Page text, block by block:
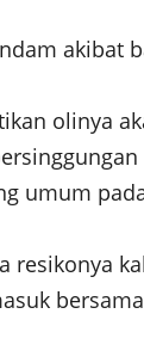
akibat
olinya
umum
resikonya